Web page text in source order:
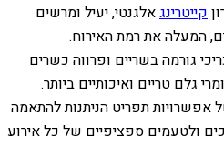
קייטרינגאלגנטי, יעיל ומרשים
המעלה את רמת האירוח.
גורמה בשריים ופרווה כשרים
גלם טריים ואיכותיים ביותר.
אפשרויות תפריט הניתנות להתאמה
ולטעמים ספציפיים של כל אירוע